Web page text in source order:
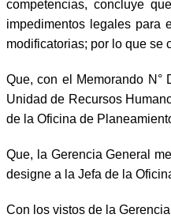
competencias, concluye
impedimentos legales para
modificatorias; por lo que se
Que, con el Memorando N°
Unidad de Recursos
de la Oficina de
Que, la Gerencia General
designe a la Jefa de la
Con los vistos de la